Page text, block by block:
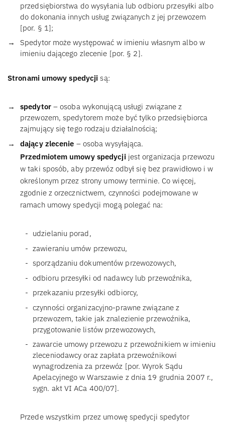
przedsiębiorstwa do wysyłania lub odbioru przesyłki albo
do dokonania innych usług związanych z jej przewozem
[por. § 1];
Spedytor może występować w imieniu własnym albo w
imieniu dającego zlecenie [por. § 2].
Stronami umowy spedycji są:
spedytor– osoba wykonującą usługi związane z
przewozem, spedytorem może być tylko przedsiębiorca
zajmujący się tego rodzaju działalnością;
dający zlecenie – osoba wysyłająca.
Przedmiotem umowy spedycjijest organizacja przewozu
w taki sposób, aby przewóz odbył się bez prawidłowo i w
określonym przez strony umowy terminie. Co więcej,
zgodnie z orzecznictwem, czynności podejmowane w
ramach umowy spedycji mogą polegać na:
udzielaniu porad,
zawieraniu umów przewozu,
sporządzaniu dokumentów przewozowych,
odbioru przesyłki od nadawcy lub przewoźnika,
przekazaniu przesyłki odbiorcy,
czynności organizacyjno-prawne związane z
przewozem, takie jak znalezienie przewoźnika,
przygotowanie listów przewozowych,
zawarcie umowy przewozu z przewoźnikiem w imieniu
zleceniodawcy oraz zapłata przewoźnikowi
wynagrodzenia za przewóz [por. Wyrok Sądu
Apelacyjnego w Warszawie z dnia 19 grudnia 2007 r.,
sygn. akt VI ACa 400/07].
Przede wszystkim przez umowę spedycji spedytor